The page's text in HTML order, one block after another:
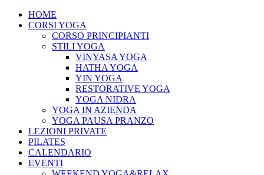
HOME
CORSI YOGA
CORSO PRINCIPIANTI
STILI YOGA
VINYASA YOGA
HATHA YOGA
YIN YOGA
RESTORATIVE YOGA
YOGA NIDRA
YOGA IN AZIENDA
YOGA PAUSA PRANZO
LEZIONI PRIVATE
PILATES
CALENDARIO
EVENTI